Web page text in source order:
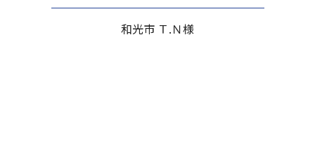
和光市 Ｔ.Ｎ様